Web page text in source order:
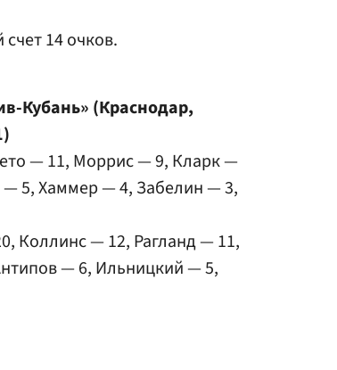
14 очков.
Кубань» (Краснодар,
— 11, Моррис — 9, Кларк —
5, Хаммер — 4, Забелин — 3,
Коллинс — 12, Рагланд — 11,
— 6, Ильницкий — 5,